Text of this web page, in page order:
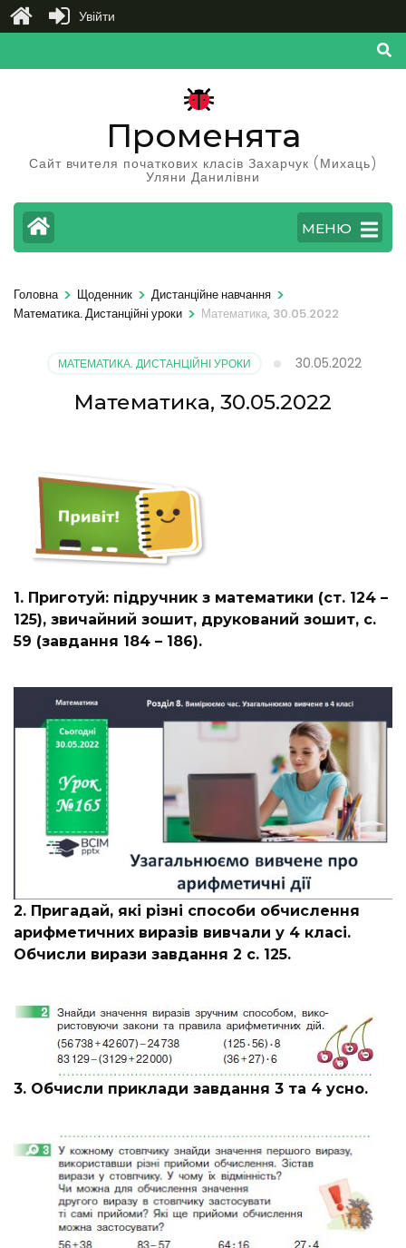
до
Променята
Сайт вчителя початкових класів Захарчук (Михаць)
Уляни Данилівни
МЕНЮ
Головна > Щоденник > Дистанційне навчання >
Математика. Дистанційні уроки > Математика, 30.05.2022
МАТЕМАТИКА. ДИСТАНЦІЙНІ УРОКИ 30.05.2022
Математика, 30.05.2022
1. Приготуй: підручник з математики (ст. 124 –
125), звичайний зошит, друкований зошит, с.
59 (завдання 184 – 186).
2. Пригадай, які різні способи обчислення
арифметичних виразів вивчали у 4 класі.
Обчисли вирази завдання 2 с. 125.
3. Обчисли приклади завдання 3 та 4 усно.
Увійти